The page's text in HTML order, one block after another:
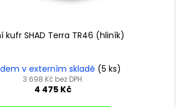
kufr SHAD Terra TR46 (hliník)
v externím skladě (5 ks)
3 698 Kč bez DPH
4 475 Kč